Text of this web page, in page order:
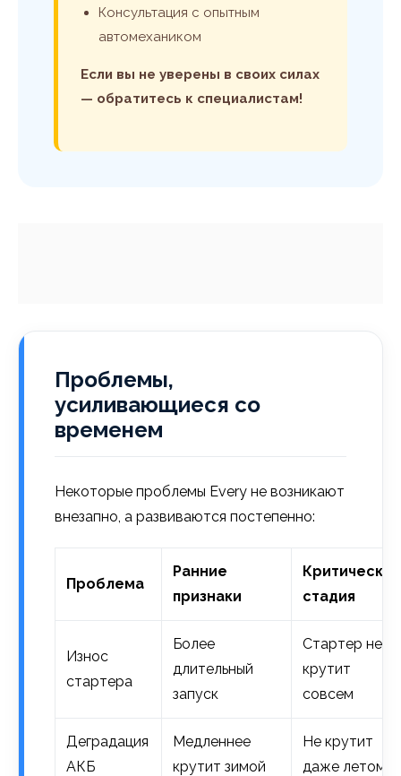
Консультация с опытным
автомехаником
Если вы не уверены в своих силах
— обратитесь к специалистам!
Проблемы,
усиливающиеся со
временем
Некоторые проблемы Every не возникают
внезапно, а развиваются постепенно:
Проблема
Ранние
признаки
Критическая
стадия
Износ
стартера
Более
длительный
запуск
Стартер не
крутит
совсем
Деградация
АКБ
Медленнее
крутит зимой
Не крутит
даже летом